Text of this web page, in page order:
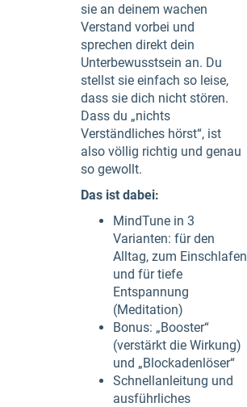
sie an deinem wachen
Verstand vorbei und
sprechen direkt dein
Unterbewusstsein an. Du
stellst sie einfach so leise,
dass sie dich nicht stören.
Dass du „nichts
Verständliches hörst“, ist
also völlig richtig und genau
so gewollt.
Das ist dabei:
MindTune in 3
Varianten: für den
Alltag, zum Einschlafen
und für tiefe
Entspannung
(Meditation)
Bonus: „Booster“
(verstärkt die Wirkung)
und „Blockadenlöser“
Schnellanleitung und
ausführliches